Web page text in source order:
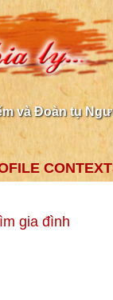
và Đoàn tụ
gia đình